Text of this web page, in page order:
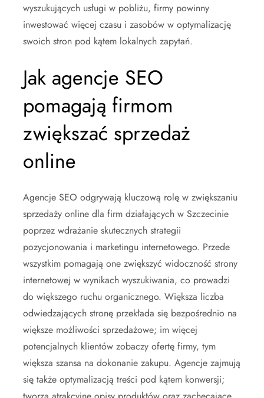
wyszukujących usługi w pobliżu, firmy powinny
inwestować więcej czasu i zasobów w optymalizację
swoich stron pod kątem lokalnych zapytań.
Jak agencje SEO
pomagają firmom
zwiększać sprzedaż
online
Agencje SEO odgrywają kluczową rolę w zwiększaniu
sprzedaży online dla firm działających w Szczecinie
poprzez wdrażanie skutecznych strategii
pozycjonowania i marketingu internetowego. Przede
wszystkim pomagają one zwiększyć widoczność strony
internetowej w wynikach wyszukiwania, co prowadzi
do większego ruchu organicznego. Większa liczba
odwiedzających stronę przekłada się bezpośrednio na
większe możliwości sprzedażowe; im więcej
potencjalnych klientów zobaczy ofertę firmy, tym
większa szansa na dokonanie zakupu. Agencje zajmują
się także optymalizacją treści pod kątem konwersji;